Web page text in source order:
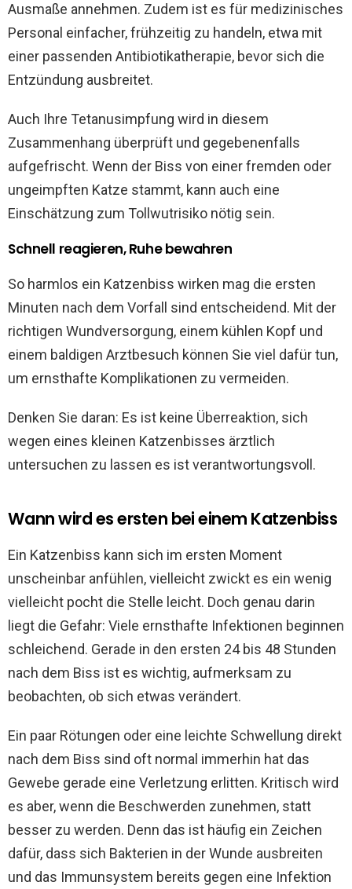
Ausmaße annehmen. Zudem ist es für medizinisches
Personal einfacher, frühzeitig zu handeln, etwa mit
einer passenden Antibiotikatherapie, bevor sich die
Entzündung ausbreitet.
Auch Ihre Tetanusimpfung wird in diesem
Zusammenhang überprüft und gegebenenfalls
aufgefrischt. Wenn der Biss von einer fremden oder
ungeimpften Katze stammt, kann auch eine
Einschätzung zum Tollwutrisiko nötig sein.
Schnell reagieren, Ruhe bewahren
So harmlos ein Katzenbiss wirken mag die ersten
Minuten nach dem Vorfall sind entscheidend. Mit der
richtigen Wundversorgung, einem kühlen Kopf und
einem baldigen Arztbesuch können Sie viel dafür tun,
um ernsthafte Komplikationen zu vermeiden.
Denken Sie daran: Es ist keine Überreaktion, sich
wegen eines kleinen Katzenbisses ärztlich
untersuchen zu lassen es ist verantwortungsvoll.
Wann wird es ersten bei einem Katzenbiss
Ein Katzenbiss kann sich im ersten Moment
unscheinbar anfühlen, vielleicht zwickt es ein wenig
vielleicht pocht die Stelle leicht. Doch genau darin
liegt die Gefahr: Viele ernsthafte Infektionen beginnen
schleichend. Gerade in den ersten 24 bis 48 Stunden
nach dem Biss ist es wichtig, aufmerksam zu
beobachten, ob sich etwas verändert.
Ein paar Rötungen oder eine leichte Schwellung direkt
nach dem Biss sind oft normal immerhin hat das
Gewebe gerade eine Verletzung erlitten. Kritisch wird
es aber, wenn die Beschwerden zunehmen, statt
besser zu werden. Denn das ist häufig ein Zeichen
dafür, dass sich Bakterien in der Wunde ausbreiten
und das Immunsystem bereits gegen eine Infektion